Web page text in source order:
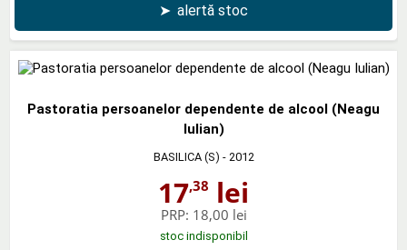
➤ alertă stoc
Pastoratia persoanelor dependente de alcool (Neagu
Iulian)
BASILICA (S) - 2012
17,38 lei
PRP: 18,00 lei
stoc indisponibil